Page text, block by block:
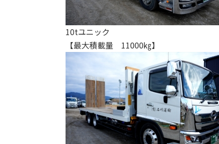
10tユニック
【最大積載量 11000㎏】